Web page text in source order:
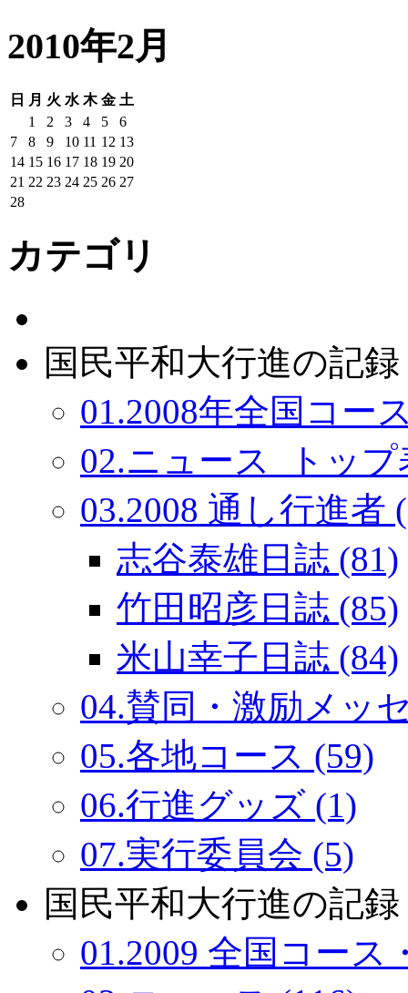
2010年2月
日 月 火 水 木 金 土
1
2 3 4 5
6
7
8 9 10 11 12 13
14 15 16 17 18 19 20
21 22 23 24 25 26 27
28
カテゴリ
国民平和大行進の記録
01.2008年全国コー
02.ニュース_トップ
03.2008 通し行進者
志谷泰雄日誌 (81)
竹田昭彦日誌 (85)
米山幸子日誌 (84)
04.賛同・激励メッ
05.各地コース (59)
06.行進グッズ (1)
07.実行委員会 (5)
国民平和大行進の記録
01.2009 全国コース